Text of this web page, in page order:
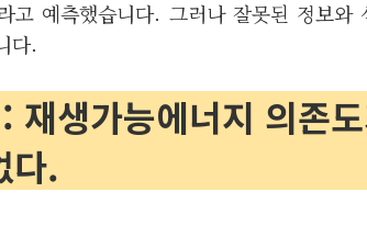
고 예측했습니다. 그러나 잘못된 정보와
다.
재생가능에너지 의존
다.